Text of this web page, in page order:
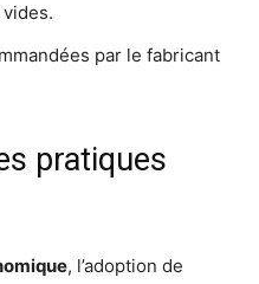
par le fabricant
pratiques
, l’adoption de